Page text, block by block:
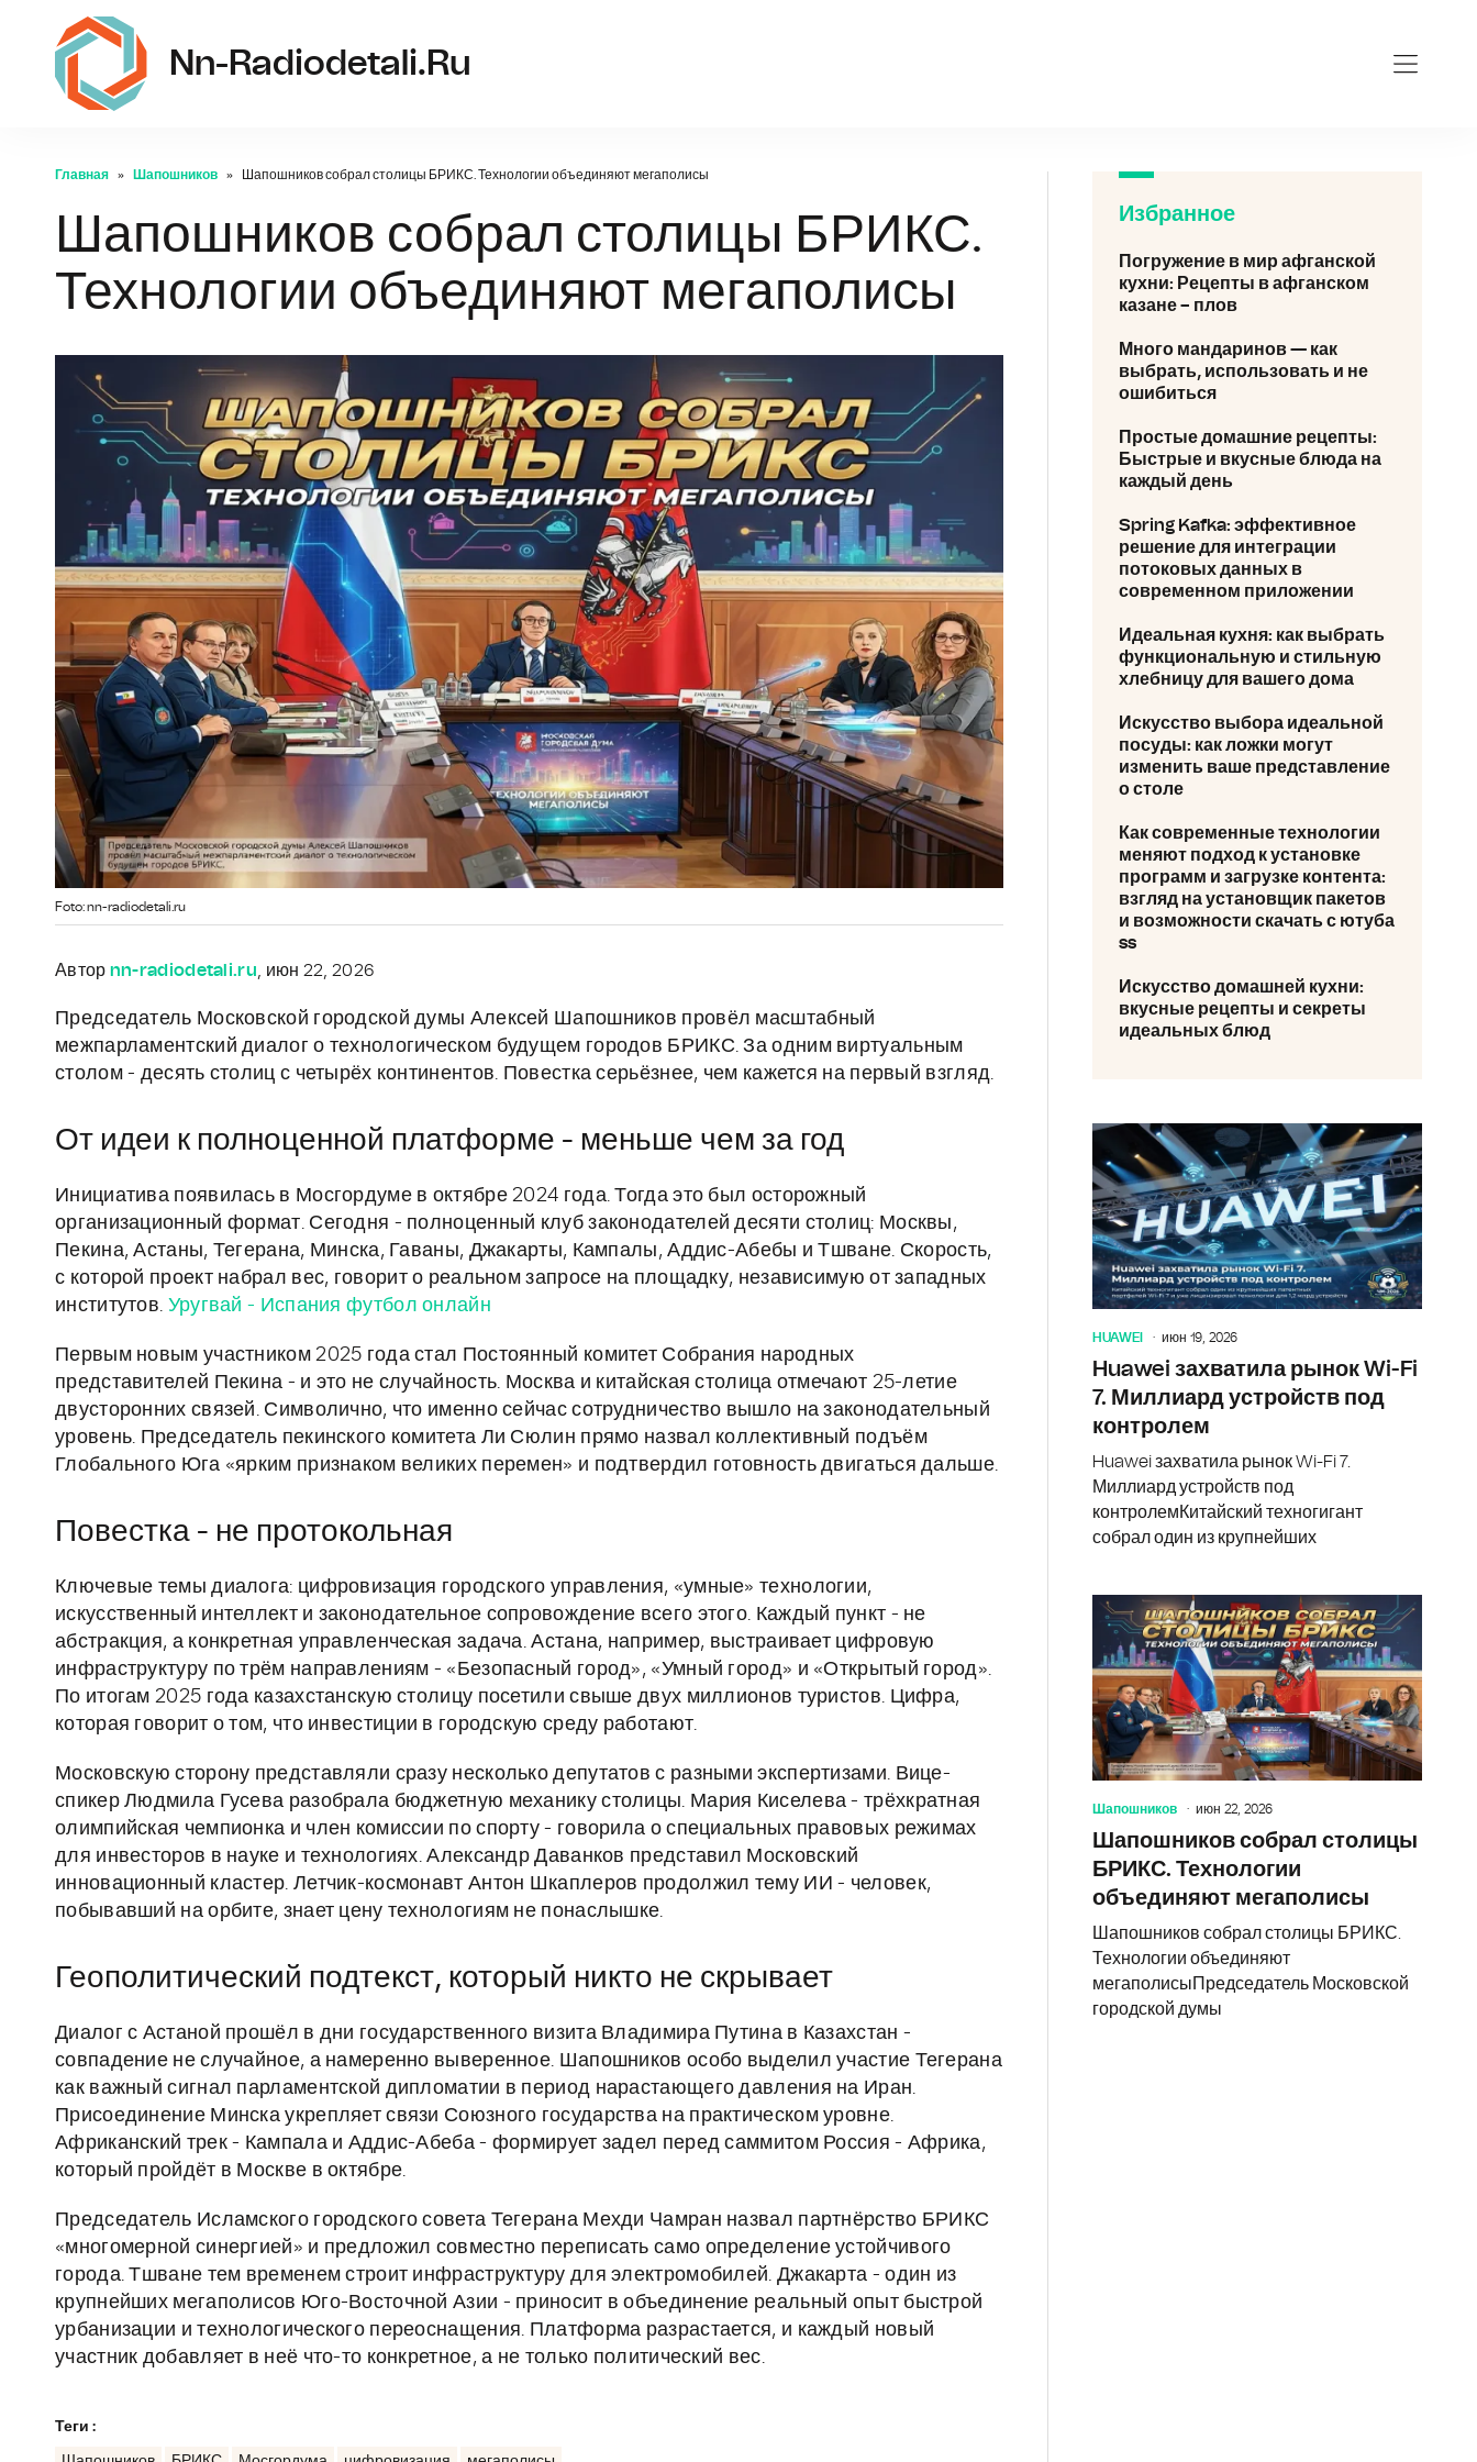
Nn-Radiodetali.ru
Главная Шапошников Шапошников собрал столицы БРИКС. Технологии объединяют мегаполисы
Шапошников собрал столицы БРИКС.
Технологии объединяют мегаполисы
Foto: nn-radiodetali.ru
Автор nn-radiodetali.ru, июн 22, 2026
Председатель Московской городской думы Алексей Шапошников провёл масштабный
межпарламентский диалог о технологическом будущем городов БРИКС. За одним виртуальным
столом - десять столиц с четырёх континентов. Повестка серьёзнее, чем кажется на первый взгляд.
От идеи к полноценной платформе - меньше чем за год
Инициатива появилась в Мосгордуме в октябре 2024 года. Тогда это был осторожный
организационный формат. Сегодня - полноценный клуб законодателей десяти столиц: Москвы,
Пекина, Астаны, Тегерана, Минска, Гаваны, Джакарты, Кампалы, Аддис-Абебы и Тшване. Скорость,
с которой проект набрал вес, говорит о реальном запросе на площадку, независимую от западных
институтов. Уругвай - Испания футбол онлайн
Первым новым участником 2025 года стал Постоянный комитет Собрания народных
представителей Пекина - и это не случайность. Москва и китайская столица отмечают 25-летие
двусторонних связей. Символично, что именно сейчас сотрудничество вышло на законодательный
уровень. Председатель пекинского комитета Ли Сюлин прямо назвал коллективный подъём
Глобального Юга «ярким признаком великих перемен» и подтвердил готовность двигаться дальше.
Повестка - не протокольная
Ключевые темы диалога: цифровизация городского управления, «умные» технологии,
искусственный интеллект и законодательное сопровождение всего этого. Каждый пункт - не
абстракция, а конкретная управленческая задача. Астана, например, выстраивает цифровую
инфраструктуру по трём направлениям - «Безопасный город», «Умный город» и «Открытый город».
По итогам 2025 года казахстанскую столицу посетили свыше двух миллионов туристов. Цифра,
которая говорит о том, что инвестиции в городскую среду работают.
Московскую сторону представляли сразу несколько депутатов с разными экспертизами. Вице-
спикер Людмила Гусева разобрала бюджетную механику столицы. Мария Киселева - трёхкратная
олимпийская чемпионка и член комиссии по спорту - говорила о специальных правовых режимах
для инвесторов в науке и технологиях. Александр Даванков представил Московский
инновационный кластер. Летчик-космонавт Антон Шкаплеров продолжил тему ИИ - человек,
побывавший на орбите, знает цену технологиям не понаслышке.
Геополитический подтекст, который никто не скрывает
Диалог с Астаной прошёл в дни государственного визита Владимира Путина в Казахстан -
совпадение не случайное, а намеренно выверенное. Шапошников особо выделил участие Тегерана
как важный сигнал парламентской дипломатии в период нарастающего давления на Иран.
Присоединение Минска укрепляет связи Союзного государства на практическом уровне.
Африканский трек - Кампала и Аддис-Абеба - формирует задел перед саммитом Россия - Африка,
который пройдёт в Москве в октябре.
Председатель Исламского городского совета Тегерана Мехди Чамран назвал партнёрство БРИКС
«многомерной синергией» и предложил совместно переписать само определение устойчивого
города. Тшване тем временем строит инфраструктуру для электромобилей. Джакарта - один из
крупнейших мегаполисов Юго-Восточной Азии - приносит в объединение реальный опыт быстрой
урбанизации и технологического переоснащения. Платформа разрастается, и каждый новый
участник добавляет в неё что-то конкретное, а не только политический вес.
Теги :
Избранное
Погружение в мир афганской
кухни: Рецепты в афганском
казане – плов
Много мандаринов — как
выбрать, использовать и не
ошибиться
Простые домашние рецепты:
Быстрые и вкусные блюда на
каждый день
Spring Kafka: эффективное
решение для интеграции
потоковых данных в
современном приложении
Идеальная кухня: как выбрать
функциональную и стильную
хлебницу для вашего дома
Искусство выбора идеальной
посуды: как ложки могут
изменить ваше представление
о столе
Как современные технологии
меняют подход к установке
программ и загрузке контента:
взгляд на установщик пакетов
и возможности скачать с ютуба
ss
Искусство домашней кухни:
вкусные рецепты и секреты
идеальных блюд
HUAWEI июн 19, 2026
Huawei захватила рынок Wi-Fi
7. Миллиард устройств под
контролем
Huawei захватила рынок Wi-Fi 7.
Миллиард устройств под
контролемКитайский техногигант
собрал один из крупнейших
Шапошников июн 22, 2026
Шапошников собрал столицы
БРИКС. Технологии
объединяют мегаполисы
Шапошников собрал столицы БРИКС.
Технологии объединяют
мегаполисыПредседатель Московской
городской думы